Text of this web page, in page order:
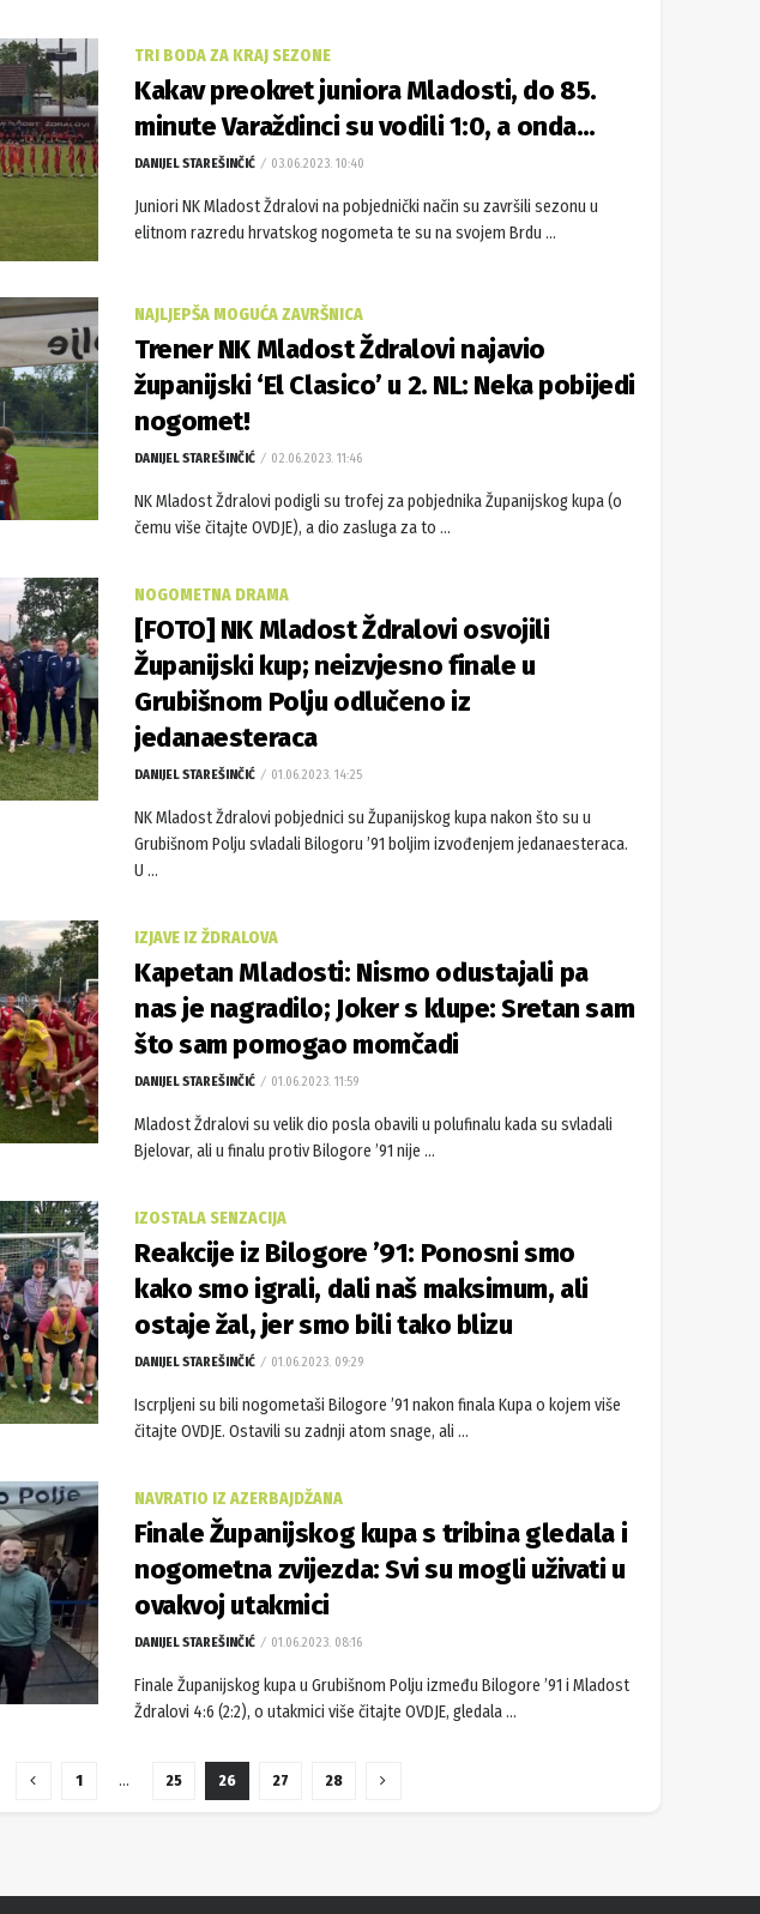
TRI BODA ZA KRAJ SEZONE
Kakav preokret juniora Mladosti, do 85.
minute Varaždinci su vodili 1:0, a onda…
DANIJEL STAREŠINČIĆ 03.06.2023. 10:40
Juniori NK Mladost Ždralovi na pobjednički način su završili sezonu u
elitnom razredu hrvatskog nogometa te su na svojem Brdu ...
NAJLJEPŠA MOGUĆA ZAVRŠNICA
Trener NK Mladost Ždralovi najavio
županijski ‘El Clasico’ u 2. NL: Neka pobijedi
nogomet!
DANIJEL STAREŠINČIĆ 02.06.2023. 11:46
NK Mladost Ždralovi podigli su trofej za pobjednika Županijskog kupa (o
čemu više čitajte OVDJE), a dio zasluga za to ...
NOGOMETNA DRAMA
[FOTO] NK Mladost Ždralovi osvojili
Županijski kup; neizvjesno finale u
Grubišnom Polju odlučeno iz
jedanaesteraca
DANIJEL STAREŠINČIĆ 01.06.2023. 14:25
NK Mladost Ždralovi pobjednici su Županijskog kupa nakon što su u
Grubišnom Polju svladali Bilogoru ’91 boljim izvođenjem jedanaesteraca.
U ...
IZJAVE IZ ŽDRALOVA
Kapetan Mladosti: Nismo odustajali pa
nas je nagradilo; Joker s klupe: Sretan sam
što sam pomogao momčadi
DANIJEL STAREŠINČIĆ 01.06.2023. 11:59
Mladost Ždralovi su velik dio posla obavili u polufinalu kada su svladali
Bjelovar, ali u finalu protiv Bilogore ’91 nije ...
IZOSTALA SENZACIJA
Reakcije iz Bilogore ’91: Ponosni smo
kako smo igrali, dali naš maksimum, ali
ostaje žal, jer smo bili tako blizu
DANIJEL STAREŠINČIĆ 01.06.2023. 09:29
Iscrpljeni su bili nogometaši Bilogore ’91 nakon finala Kupa o kojem više
čitajte OVDJE. Ostavili su zadnji atom snage, ali ...
NAVRATIO IZ AZERBAJDŽANA
Finale Županijskog kupa s tribina gledala i
nogometna zvijezda: Svi su mogli uživati u
ovakvoj utakmici
DANIJEL STAREŠINČIĆ 01.06.2023. 08:16
Finale Županijskog kupa u Grubišnom Polju između Bilogore ’91 i Mladost
Ždralovi 4:6 (2:2), o utakmici više čitajte OVDJE, gledala ...
1 … 25 26 27 28